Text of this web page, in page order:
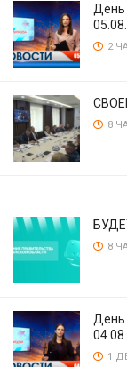
День
2
8
8
День
1